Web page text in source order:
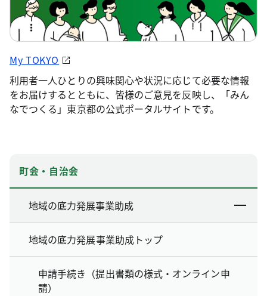
My TOKYO
利用者一人ひとりの興味関心や状況に応じて必要な情報
をお届けするとともに、皆様のご意見を反映し、「みん
なでつくる」東京都の公式ポータルサイトです。
町会・自治会
地域の底力発展事業助成
地域の底力発展事業助成トップ
申請手続き（提出書類の様式・オンライン申
請）